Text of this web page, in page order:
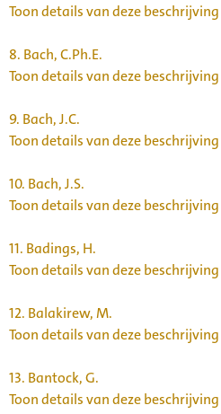
Toon details van deze beschrijving
8. Bach, C.Ph.E.
Toon details van deze beschrijving
9. Bach, J.C.
Toon details van deze beschrijving
10. Bach, J.S.
Toon details van deze beschrijving
11. Badings, H.
Toon details van deze beschrijving
12. Balakirew, M.
Toon details van deze beschrijving
13. Bantock, G.
Toon details van deze beschrijving